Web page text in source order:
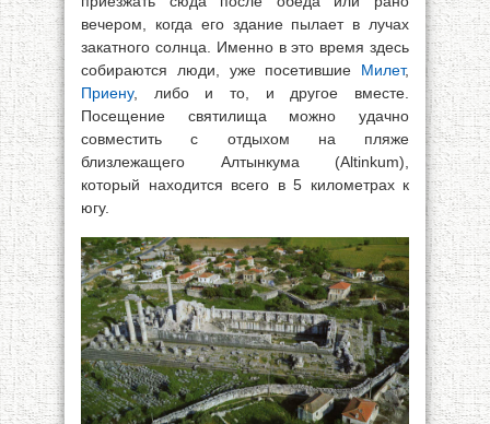
вечером, когда его здание пылает в лучах
закатного солнца. Именно в это время здесь
собираются люди, уже посетившие Милет,
Приену, либо и то, и другое вместе.
Посещение святилища можно удачно
совместить с отдыхом на пляже
близлежащего Алтынкума (Altinkum),
который находится всего в 5 километрах к
югу.